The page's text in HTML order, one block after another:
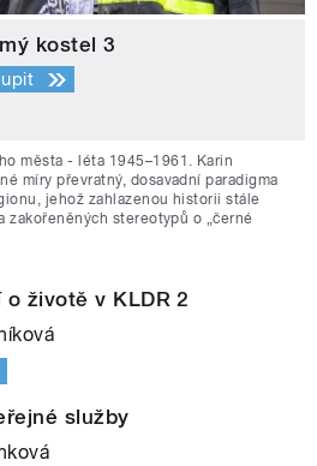
kostel 3
města - léta 1945–1961. Karin
míry převratný, dosavadní paradigma
jehož zahlazenou historii stále
zakořeněných stereotypů o „černé
životě v KLDR 2
služby